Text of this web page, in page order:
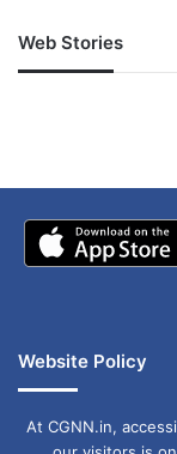
Web Stories
जम्मू-कश्मीर में
अपडेट
Website Policy
At CGNN.in,